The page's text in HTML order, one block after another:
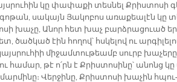
կը փա­փա­քի տես­նել Քրիս­տո­սի
սա­կայն Յա­կո­բոս ա­ռա­քեա­լէն կը
խա­չը, Ա­նոր հետ խաչ բարձ­րա­ցուած
ծած­կած էին հո­ղով՝ հսկե­լով ու
մի­ջամ­տու­թեամբ սուրբ խա­չե­րը
հա­մար, թէ ո՛րն է Քրիս­տո­սի­նը՝ ա­նոնց
Վեր­ջի­նը, Քրիս­տո­սի խա­չին հպու­